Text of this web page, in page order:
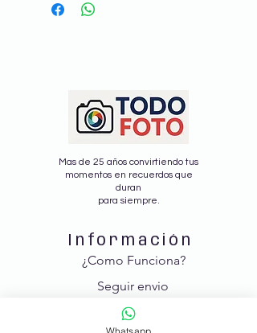
Mas de 25 años convirtiendo tus
momentos en recuerdos que
duran
para siempre.
Información
¿Como Funciona?
Nosotros
Seguir envio
Whatsapp